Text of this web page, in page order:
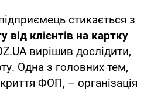
стикається з
від клієнтів на картку
вирішив дослідити,
Одна з головних тем,
ФОП, – організація